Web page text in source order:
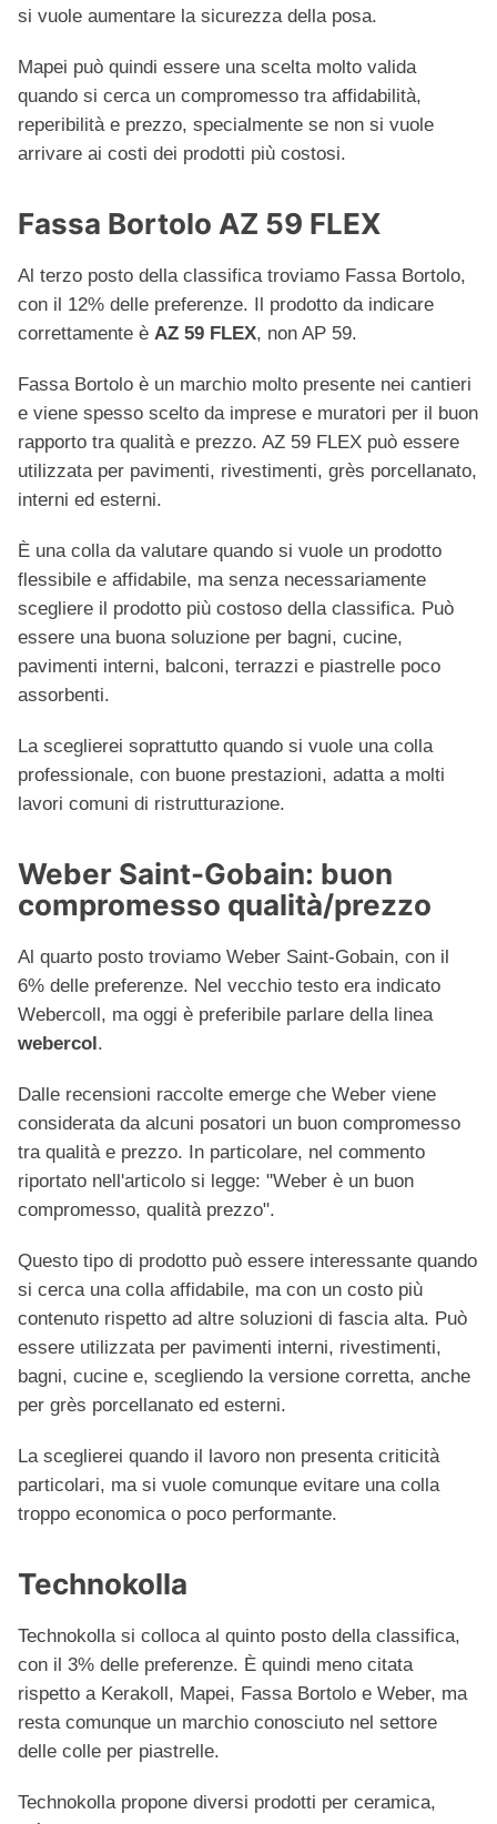
si vuole aumentare la sicurezza della posa.
Mapei può quindi essere una scelta molto valida
quando si cerca un compromesso tra affidabilità,
reperibilità e prezzo, specialmente se non si vuole
arrivare ai costi dei prodotti più costosi.
Fassa Bortolo AZ 59 FLEX
Al terzo posto della classifica troviamo Fassa Bortolo,
con il 12% delle preferenze. Il prodotto da indicare
correttamente è AZ 59 FLEX, non AP 59.
Fassa Bortolo è un marchio molto presente nei cantieri
e viene spesso scelto da imprese e muratori per il buon
rapporto tra qualità e prezzo. AZ 59 FLEX può essere
utilizzata per pavimenti, rivestimenti, grès porcellanato,
interni ed esterni.
È una colla da valutare quando si vuole un prodotto
flessibile e affidabile, ma senza necessariamente
scegliere il prodotto più costoso della classifica. Può
essere una buona soluzione per bagni, cucine,
pavimenti interni, balconi, terrazzi e piastrelle poco
assorbenti.
La sceglierei soprattutto quando si vuole una colla
professionale, con buone prestazioni, adatta a molti
lavori comuni di ristrutturazione.
Weber Saint-Gobain: buon
compromesso qualità/prezzo
Al quarto posto troviamo Weber Saint-Gobain, con il
6% delle preferenze. Nel vecchio testo era indicato
Webercoll, ma oggi è preferibile parlare della linea
webercol .
Dalle recensioni raccolte emerge che Weber viene
considerata da alcuni posatori un buon compromesso
tra qualità e prezzo. In particolare, nel commento
riportato nell'articolo si legge: "Weber è un buon
compromesso, qualità prezzo".
Questo tipo di prodotto può essere interessante quando
si cerca una colla affidabile, ma con un costo più
contenuto rispetto ad altre soluzioni di fascia alta. Può
essere utilizzata per pavimenti interni, rivestimenti,
bagni, cucine e, scegliendo la versione corretta, anche
per grès porcellanato ed esterni.
La sceglierei quando il lavoro non presenta criticità
particolari, ma si vuole comunque evitare una colla
troppo economica o poco performante.
Technokolla
Technokolla si colloca al quinto posto della classifica,
con il 3% delle preferenze. È quindi meno citata
rispetto a Kerakoll, Mapei, Fassa Bortolo e Weber, ma
resta comunque un marchio conosciuto nel settore
delle colle per piastrelle.
Technokolla propone diversi prodotti per ceramica,